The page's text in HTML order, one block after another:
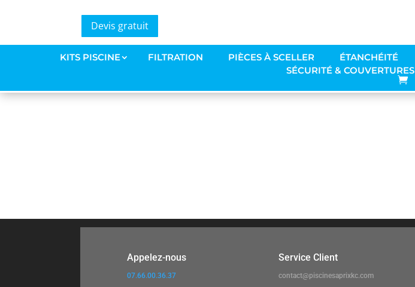
Devis gratuit
KITS PISCINE FILTRATION PIÈCES À SCELLER ÉTANCHÉITÉ
SÉCURITÉ & COUVERTURES
KIT PH AQR FLO
Appelez-nous
07.66.00.36.37
Service Client
contact@piscinesaprixkc.com